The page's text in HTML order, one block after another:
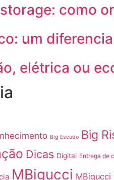
como
um
elétrica ou
Big Escudo Big
Dicas Digital Entrega de
MBigucci MBigucci